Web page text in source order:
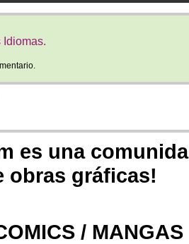
Idiomas.
es una
obras gráficas!
/